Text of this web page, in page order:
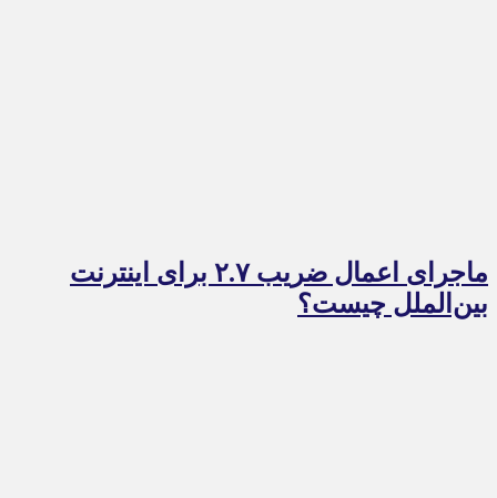
ماجرای اعمال ضریب ۲.۷ برای اینترنت
بین‌الملل چیست؟